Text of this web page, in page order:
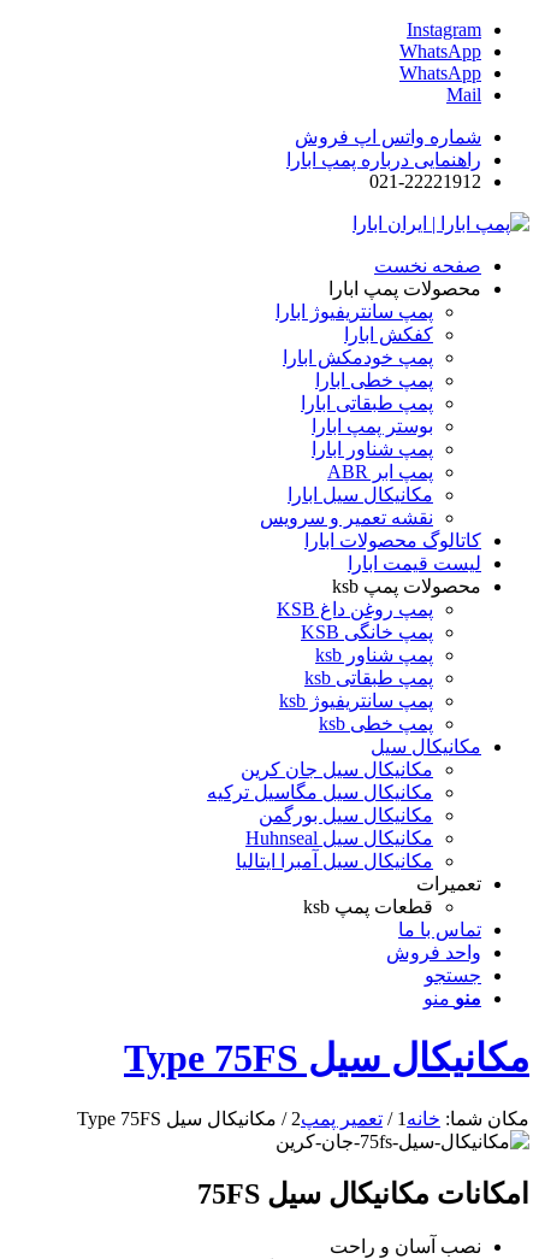
Instagram
WhatsApp
WhatsApp
Mail
شماره واتس اپ فروش
راهنمایی درباره پمپ ابارا
021-22221912
صفحه نخست
محصولات پمپ ابارا
پمپ سانتریفیوژ ابارا
کفکش ابارا
پمپ خودمکش ابارا
پمپ خطی ابارا
پمپ طبقاتی ابارا
بوستر پمپ ابارا
پمپ شناور ابارا
پمپ ابر ABR
مکانیکال سیل ابارا
نقشه تعمیر و سرویس
کاتالوگ محصولات ابارا
لیست قیمت ابارا
محصولات پمپ ksb
پمپ روغن داغ KSB
پمپ خانگی KSB
پمپ شناور ksb
پمپ طبقاتی ksb
پمپ سانتریفیوژ ksb
پمپ خطی ksb
مکانیکال سیل
مکانیکال سیل جان کرین
مکانیکال سیل مگاسیل ترکیه
مکانیکال سیل بورگمن
مکانیکال سیل Huhnseal
مکانیکال سیل آمبرا ایتالیا
تعمیرات
قطعات پمپ ksb
تماس با ما
واحد فروش
جستجو
منو منو
مکانیکال سیل Type 75FS
مکان شما: خانه 1
/ تعمیر پمپ2
/ مکانیکال سیل Type 75FS
امکانات مکانیکال سیل 75FS
نصب آسان و راحت